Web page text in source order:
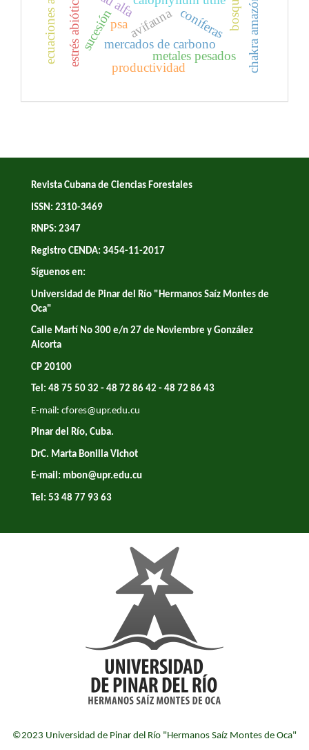
sucesiónmercados de carbono
psa chakra amazónico
coníferas
estrés abiótico metales pesados
productividad
avifauna
Revista Cubana de Ciencias Forestales
ISSN: 2310-3469
RNPS: 2347
Registro CENDA: 3454-11-2017
Síguenos en:
Universidad de Pinar del Río "Hermanos Saíz Montes de
Oca"
Calle Martí No 300 e/n 27 de Noviembre y González
Alcorta
CP 20100
Tel: 48 75 50 32 - 48 72 86 42 - 48 72 86 43
E-mail: cfores@upr.edu.cu
Pinar del Río, Cuba.
DrC. Marta Bonilla Vichot
E-mail: mbon@upr.edu.cu
Tel: 53 48 77 93 63
©2023 Universidad de Pinar del Río "Hermanos Saíz Montes de Oca"